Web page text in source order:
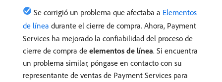
Se corrigió un problema que afectaba a Elementos
de línea durante el cierre de compra. Ahora, Payment
Services ha mejorado la confiabilidad del proceso de
cierre de compra de elementos de línea. Si encuentra
un problema similar, póngase en contacto con su
representante de ventas de Payment Services para